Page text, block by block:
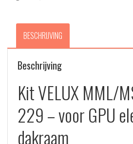
BESCHRIJVING
Beschrijving
Kit VELUX MML/
229 – voor GPU
dakraam